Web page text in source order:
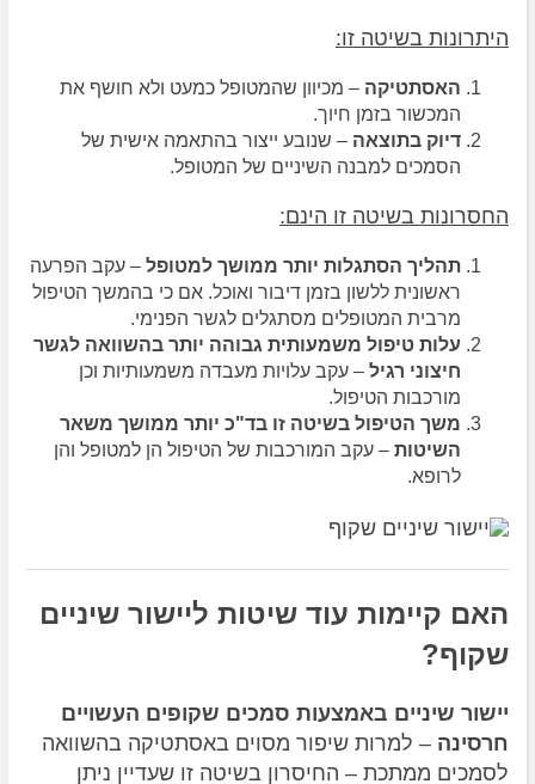
היתרונות בשיטה זו:
האסתטיקה – מכיוון שהמטופל כמעט ולא חושף את
המכשור בזמן חיוך.
דיוק בתוצאה – שנובע ייצור בהתאמה אישית של
הסמכים למבנה השיניים של המטופל.
החסרונות בשיטה זו הינם:
תהליך הסתגלות יותר ממושך למטופל – עקב הפרעה
ראשונית ללשון בזמן דיבור ואוכל. אם כי בהמשך הטיפול
מרבית המטופלים מסתגלים לגשר הפנימי.
עלות טיפול משמעותית גבוהה יותר בהשוואה לגשר
חיצוני רגיל – עקב עלויות מעבדה משמעותיות וכן
מורכבות הטיפול.
משך הטיפול בשיטה זו בד"כ יותר ממושך משאר
השיטות – עקב המורכבות של הטיפול הן למטופל והן
לרופא.
האם קיימות עוד שיטות ליישור שיניים
שקוף?
יישור שיניים באמצעות סמכים שקופים העשויים
חרסינה – למרות שיפור מסוים באסתטיקה בהשוואה
לסמכים ממתכת – החיסרון בשיטה זו שעדיין ניתן